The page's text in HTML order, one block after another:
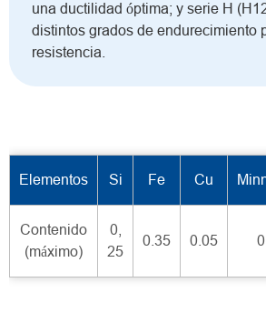
una ductilidad óptima; y serie H
distintos grados de endurecimiento
resistencia.
Elementos Si Fe Cu
Contenido
(máximo)
0,
25
0.35 0.05